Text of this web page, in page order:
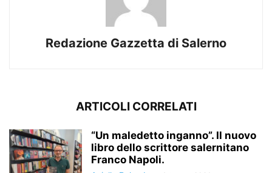
Redazione Gazzetta di Salerno
ARTICOLI CORRELATI
“Un maledetto inganno”. Il nuovo
libro dello scrittore salernitano
Franco Napoli.